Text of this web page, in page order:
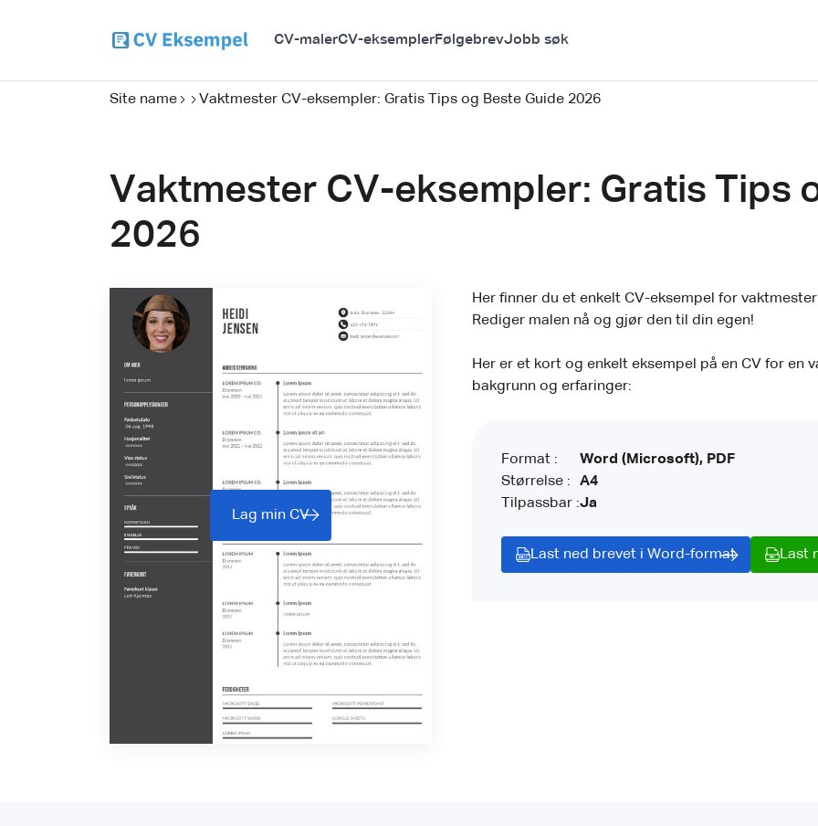
CV-malerCV-eksemplerFølgebrevJobb søk
Site name Vaktmester CV-eksempler: Gratis Tips og Beste Guide 2026
Vaktmester CV-eksempler: Gratis Tips
2026
Lag min CV
Her finner du et enkelt CV-eksempel for
Rediger malen nå og gjør den til din egen!
Her er et kort og enkelt eksempel på en CV for en
bakgrunn og erfaringer:
Format :
Størrelse :
Tilpassbar :
Word (Microsoft), PDF
A4
Ja
Last ned brevet i Word-format Last